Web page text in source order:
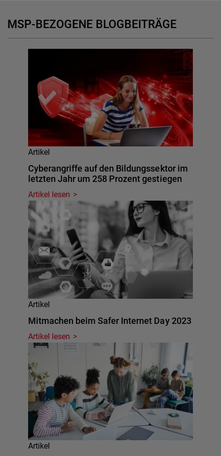
MSP-BEZOGENE BLOGBEITRÄGE
Artikel
Cyberangriffe auf den Bildungssektor im
letzten Jahr um 258 Prozent gestiegen
Artikel lesen
Artikel
Mitmachen beim Safer Internet Day 2023
Artikel lesen
Artikel